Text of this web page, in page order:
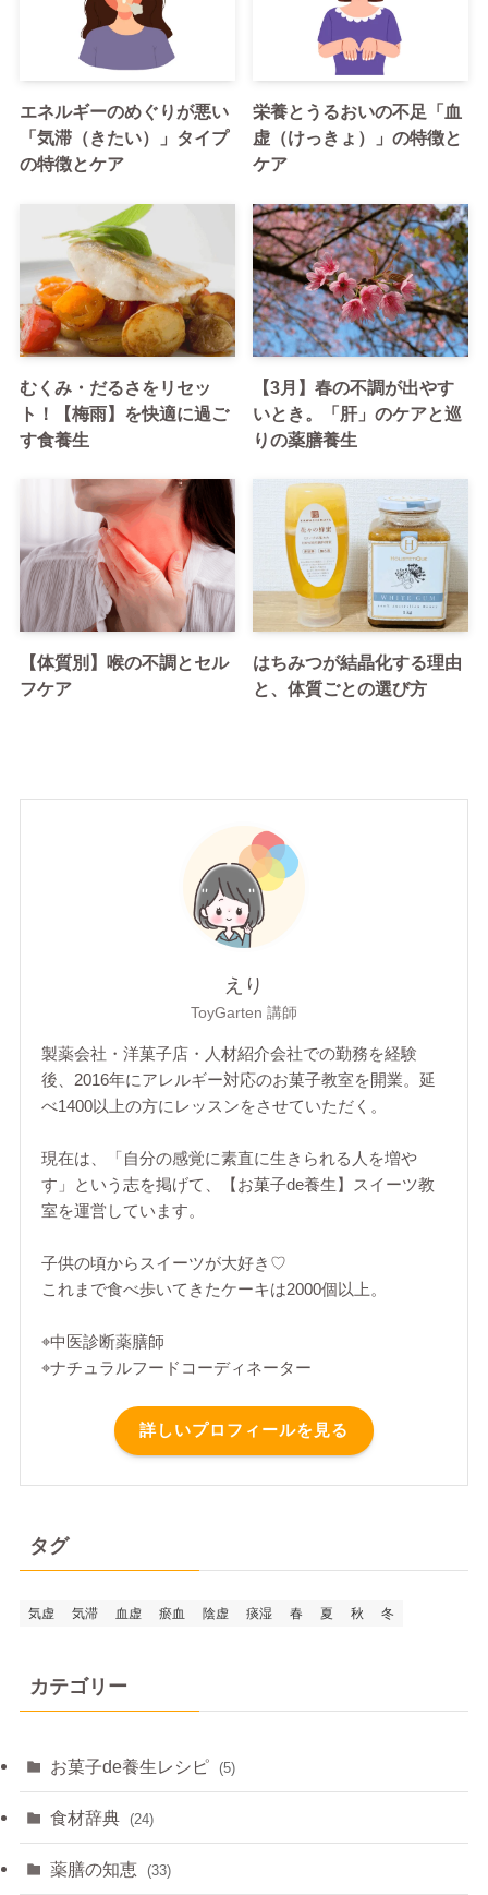
エネルギーのめぐりが悪い
「気滞（きたい）」タイプ
の特徴とケア
栄養とうるおいの不足「血
虚（けっきょ）」の特徴と
ケア
むくみ・だるさをリセッ
ト！【梅雨】を快適に過ご
す食養生
【3月】春の不調が出やす
いとき。「肝」のケアと巡
りの薬膳養生
【体質別】喉の不調とセル
フケア
はちみつが結晶化する理由
と、体質ごとの選び方
えり
ToyGarten 講師
製薬会社・洋菓子店・人材紹介会社での勤務を経験
後、2016年にアレルギー対応のお菓子教室を開業。延
べ1400以上の方にレッスンをさせていただく。
現在は、「自分の感覚に素直に生きられる人を増や
す」という志を掲げて、【お菓子de養生】スイーツ教
室を運営しています。
子供の頃からスイーツが大好き♡
これまで食べ歩いてきたケーキは2000個以上。
⌖中医診断薬膳師
⌖ナチュラルフードコーディネーター
詳しいプロフィールを見る
タグ
気虚 気滞 血虚 瘀血 陰虚 痰湿 春 夏 秋 冬
カテゴリー
お菓子de養生レシピ (5)
食材辞典 (24)
薬膳の知恵 (33)